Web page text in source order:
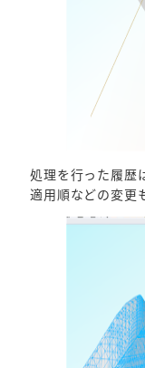
処理を行った履歴
適用順などの変更